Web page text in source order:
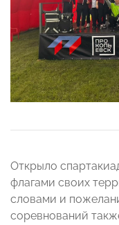
Открыло
флагами своих
словами и
соревнований